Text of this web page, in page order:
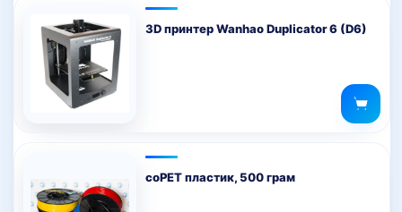
3D принтер Wanhao Duplicator 6 (D6)
coPET пластик, 500 грам